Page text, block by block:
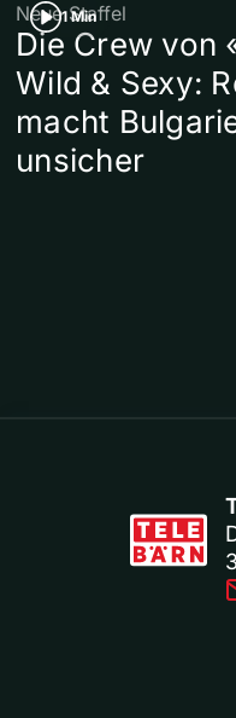
1 Min
Neue Staffel
Die Crew von
Wild & Sexy:
macht
unsicher